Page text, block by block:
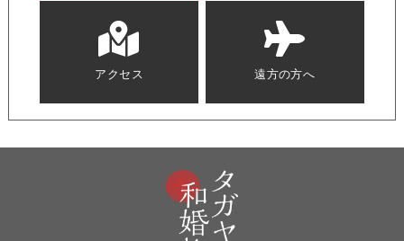
アクセス 遠方の方へ